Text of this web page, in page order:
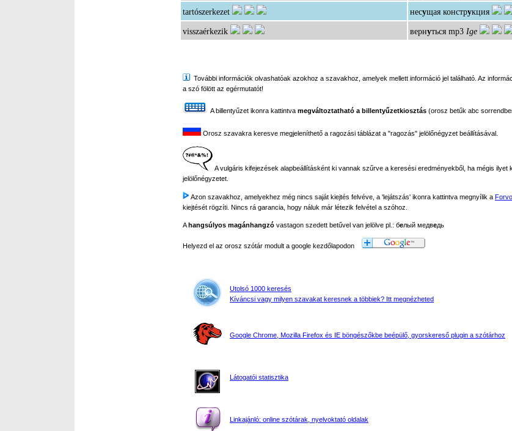
tartószerkezet несущая конструкция
visszaérkezik вернуться mp3 Ige
További információk olvashatóak azokhoz a szavakhoz, amelyek mellett információ jel található. Az
a szó fölött az egérmutatót!
A billentyűzet ikonra kattintva megváltoztatható a billentyűzetkiosztás (orosz betűk abc
Orosz szavakra keresve megjeleníthető a ragozási táblázat a "ragozás" jelölőnégyzet beállításával.
A vulgáris kifejezések alapbeállításként ki vannak szűrve a keresési eredményekből, ha mégis ilyet
jelölőnégyzetet.
Azon szavakhoz, amelyekhez még nincs saját kiejtés felvéve, a 'lejátszás' ikonra kattintva megnyílik a
kiejtését rögzíti. Nincs rá garancia, hogy náluk már létezik felvétel a szóhoz.
Ahangsúlyos magánhangzó vastagon szedett betűvel van jelölve pl.: белый медведь
Helyezd el az orosz szótár modult a google kezdőlapodon
Utolsó 1000 keresés
Kíváncsi vagy milyen szavakat keresnek a többiek? Itt megnézheted
Google Chrome, Mozilla Firefox és IE böngészőkbe beépülő, gyorskereső plugin a szótárhoz
Látogatói statisztika
Linkajánló: online szótárak, nyelvoktató oldalak